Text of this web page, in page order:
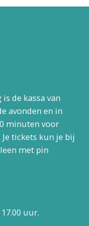
de kassa van
avonden en in
minuten voor
tickets kun je bij
met pin
uur.